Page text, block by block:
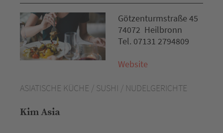
ASIATISCHE KÜCHE / SUSHI / NUDELGERICHTE
Kim Asia
Götzenturmstraße 45
74072 Heilbronn
Tel. 07131 2794809
Website